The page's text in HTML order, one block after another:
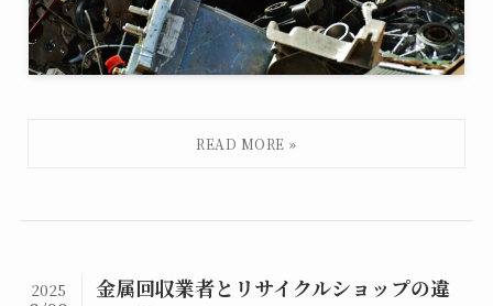
金属回収業者とリサイクルショップの違
2025